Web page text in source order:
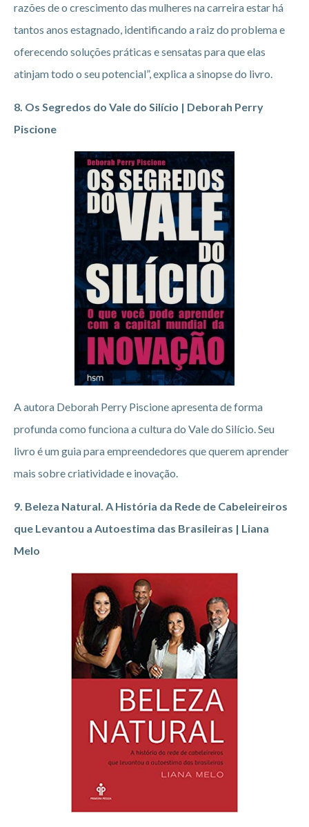
razões de o crescimento das mulheres na carreira estar há
tantos anos estagnado, identificando a raiz do problema e
oferecendo soluções práticas e sensatas para que elas
atinjam todo o seu potencial”, explica a sinopse do livro.
8. Os Segredos do Vale do Silício | Deborah Perry
Piscione
A autora Deborah Perry Piscione apresenta de forma
profunda como funciona a cultura do Vale do Silício. Seu
livro é um guia para empreendedores que querem aprender
mais sobre criatividade e inovação.
9. Beleza Natural. A História da Rede de Cabeleireiros
que Levantou a Autoestima das Brasileiras | Liana
Melo